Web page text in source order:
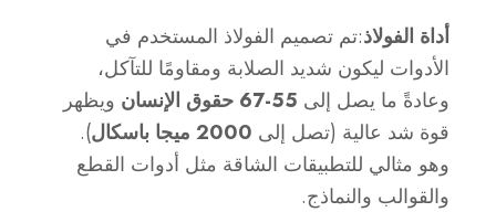
أداة الفولاذ:تم تصميم الفولاذ المستخدم في
الأدوات ليكون شديد الصلابة ومقاومًا للتآكل،
وعادةً ما يصل إلى 55-67 حقوق الإنسان
ويظهر
قوة شد عالية (تصل إلى 2000 ميجا باسكال
).
وهو مثالي للتطبيقات الشاقة مثل أدوات القطع
والقوالب والنماذج.